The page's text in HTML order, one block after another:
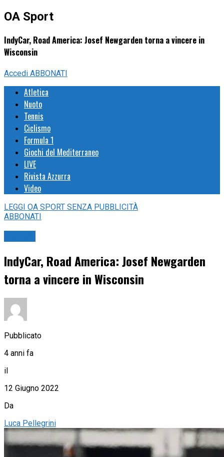
OA Sport
IndyCar, Road America: Josef Newgarden torna a vincere in
Wisconsin
Accedi ABBONATI
Atletica
Nuoto
Tennis
Ciclismo
Formula 1
Giochi del Mediterraneo
LIVE
Rivista Azzurra
Video
LEGGI OA SPORT SENZA PUBBLICITÀ
ABBONATI
IndyCar, Road America: Josef Newgarden
torna a vincere in Wisconsin
Pubblicato
4 anni fa
il
12 Giugno 2022
Da
Luca Pellegrini